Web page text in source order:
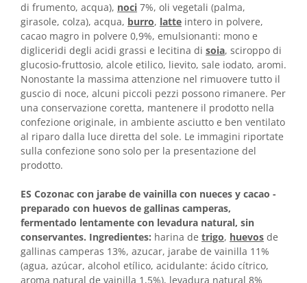
di frumento, acqua), noci 7%, oli vegetali (palma,
girasole, colza), acqua, burro, latte intero in polvere,
cacao magro in polvere 0,9%, emulsionanti: mono e
digliceridi degli acidi grassi e lecitina di soia, sciroppo di
glucosio-fruttosio, alcole etilico, lievito, sale iodato, aromi.
Nonostante la massima attenzione nel rimuovere tutto il
guscio di noce, alcuni piccoli pezzi possono rimanere. Per
una conservazione coretta, mantenere il prodotto nella
confezione originale, in ambiente asciutto e ben ventilato
al riparo dalla luce diretta del sole. Le immagini riportate
sulla confezione sono solo per la presentazione del
prodotto.
ES Cozonac con jarabe de vainilla con nueces y cacao -
preparado con huevos de gallinas camperas,
fermentado lentamente con levadura natural, sin
conservantes. Ingredientes: harina de trigo, huevos de
gallinas camperas 13%, azucar, jarabe de vainilla 11%
(agua, azúcar, alcohol etílico, acidulante: ácido cítrico,
aroma natural de vainilla 1,5%), levadura natural 8%